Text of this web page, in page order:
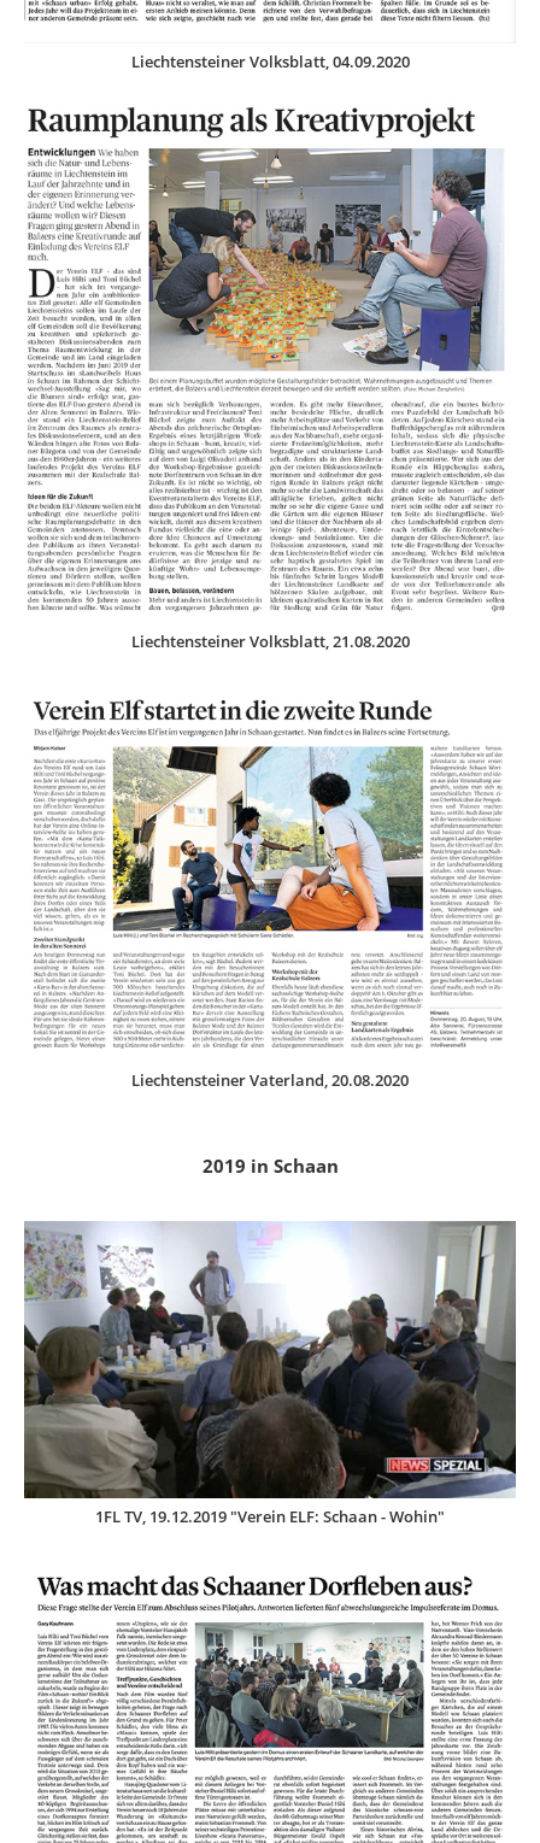
Liechtensteiner Volksblatt, 04.09.2020
Liechtensteiner Volksblatt, 21.08.2020
Liechtensteiner Vaterland, 20.08.2020
2019 in Schaan
1FL TV, 19.12.2019 "Verein ELF: Schaan - Wohin"